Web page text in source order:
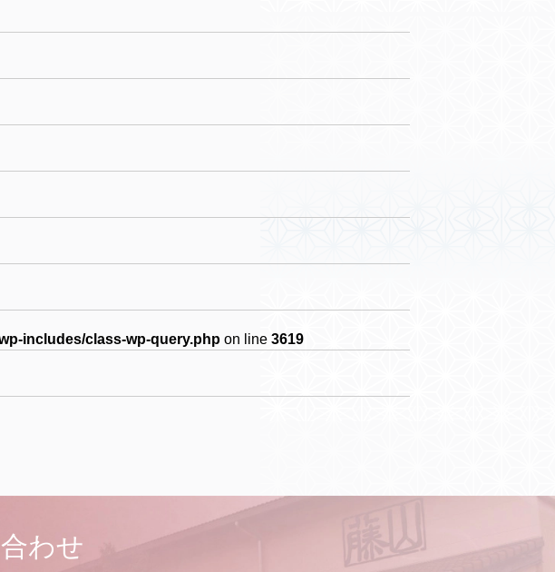
includes/class-wp-query.php on line 3619
わせ